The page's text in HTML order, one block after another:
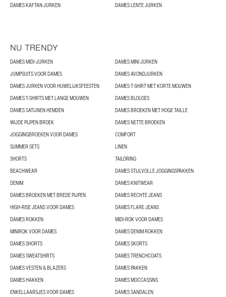
DAMES KAFTAN JURKEN
DAMES LENTE JURKEN
NU TRENDY
DAMES MIDI-JURKEN
DAMES MINI JURKEN
JUMPSUITS VOOR DAMES
DAMES AVONDJURKEN
DAMES JURKEN VOOR HUWELIJKSFEESTEN
DAMES T-SHIRT MET KORTE MOUWEN
DAMES T-SHIRTS MET LANGE MOUWEN
DAMES BLOUSES
DAMES SATIJNEN HEMDEN
DAMES BROEKEN MET HOGE TAILLE
WIJDE PIJPEN BROEK
DAMES NETTE BROEKEN
JOGGINGBROEKEN VOOR DAMES
COMFORT
SUMMER SETS
LINEN
SHORTS
TAILORING
BEACHWEAR
DAMES STIJLVOLLE JOGGINGSPAKKEN
DENIM
DAMES KNITWEAR
DAMES BROEKEN MET BREDE PIJPEN
DAMES RECHTE JEANS
HIGH-RISE JEANS VOOR DAMES
DAMES FLARE JEANS
DAMES ROKKEN
MIDI-ROK VOOR DAMES
MINIROK VOOR DAMES
DAMES DENIM ROKKEN
DAMES SHORTS
DAMES SKORTS
DAMES SWEATSHIRTS
DAMES TRENCHCOATS
DAMES VESTEN & BLAZERS
DAMES PAKKEN
DAMES HAKKEN
DAMES MOCCASSINS
ENKELLAARSJES VOOR DAMES
DAMES SANDALEN